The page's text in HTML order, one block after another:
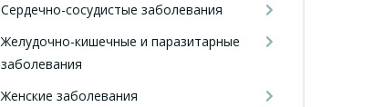
Сердечно-сосудистые заболевания
Желудочно-кишечные и паразитарные
заболевания
Женские заболевания